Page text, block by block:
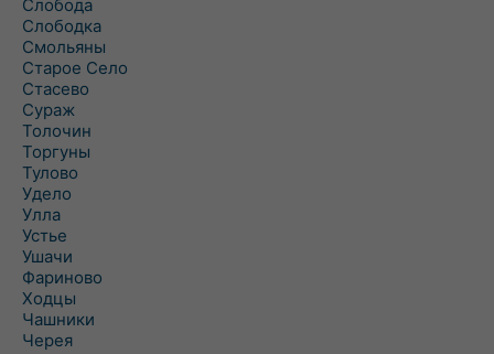
Слобода
Слободка
Смольяны
Старое Село
Стасево
Сураж
Толочин
Торгуны
Тулово
Удело
Улла
Устье
Ушачи
Фариново
Ходцы
Чашники
Черея